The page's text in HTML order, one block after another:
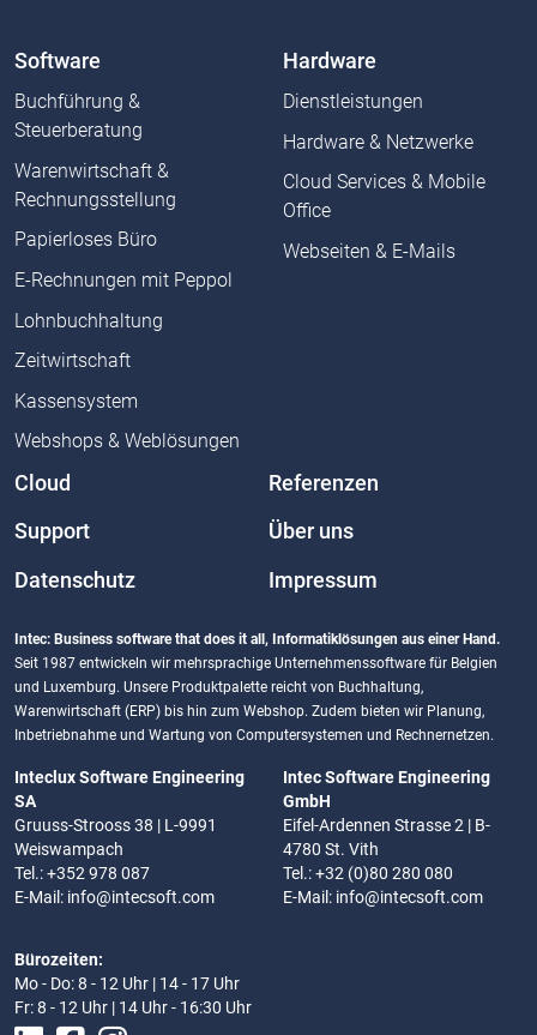
Software
Buchführung &
Steuerberatung
Warenwirtschaft &
Rechnungsstellung
Papierloses Büro
E-Rechnungen mit Peppol
Lohnbuchhaltung
Zeitwirtschaft
Kassensystem
Webshops & Weblösungen
Hardware
Dienstleistungen
Hardware & Netzwerke
Cloud Services & Mobile
Office
Webseiten & E-Mails
Cloud Referenzen
Support Über uns
Datenschutz Impressum
Intec: Business software that does it all, Informatiklösungen aus einer Hand.
Seit 1987 entwickeln wir mehrsprachige Unternehmenssoftware für Belgien
und Luxemburg. Unsere Produktpalette reicht von Buchhaltung,
Warenwirtschaft (ERP) bis hin zum Webshop. Zudem bieten wir Planung,
Inbetriebnahme und Wartung von Computersystemen und Rechnernetzen.
Inteclux Software Engineering
SA
Gruuss-Strooss 38 | L-9991
Weiswampach
Tel.: +352 978 087
E-Mail: info@intecsoft.com
Intec Software Engineering
GmbH
Eifel-Ardennen Strasse 2 | B-
4780 St. Vith
Tel.: +32 (0)80 280 080
E-Mail: info@intecsoft.com
Bürozeiten:
Mo - Do: 8 - 12 Uhr | 14 - 17 Uhr
Fr: 8 - 12 Uhr | 14 Uhr - 16:30 Uhr